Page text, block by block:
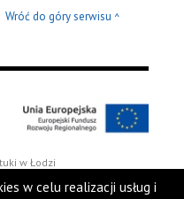
Wróć do góry serwisu ^
w Łodzi
w celu realizacji usług i